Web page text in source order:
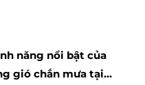
năng nổi bật của
gió chắn mưa tại